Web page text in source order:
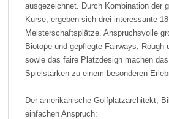
ausgezeichnet. Durch Kombination der
Kurse, ergeben sich drei interessante
Meisterschaftsplätze. Anspruchsvolle
Biotope und gepflegte Fairways, Rough
sowie das faire Platzdesign machen
Spielstärken zu einem besonderen
Der amerikanische Golfplatzarchitekt,
einfachen Anspruch: